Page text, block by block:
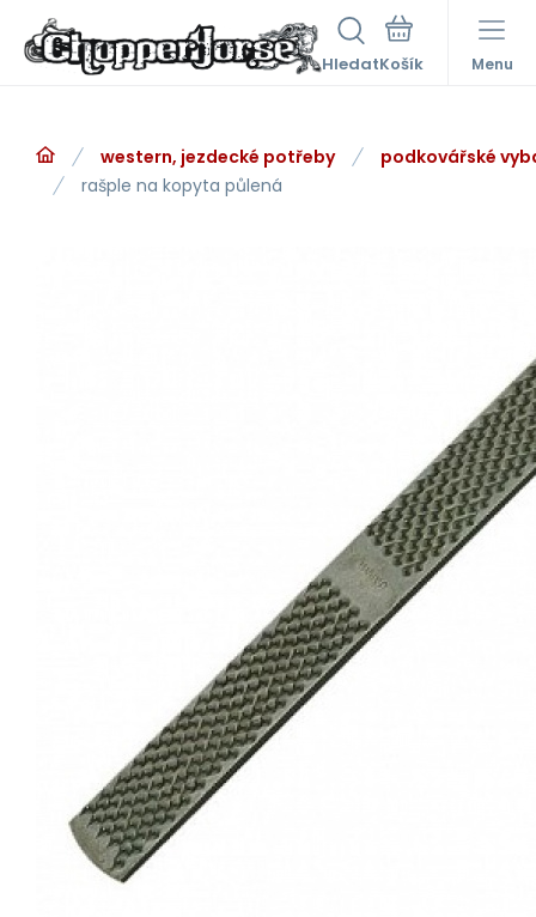
Hledat Menu
western, jezdecké potřeby
podkovářské
rašple na kopyta půlená